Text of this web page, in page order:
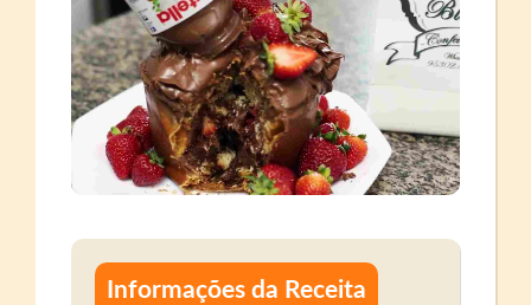
Informações da Receita